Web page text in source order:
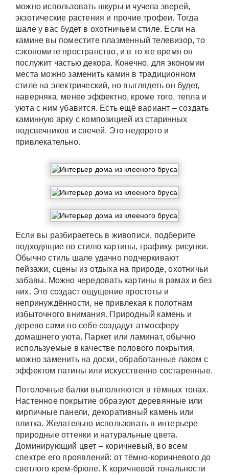
можно использовать шкуры и чучела зверей,
экзотические растения и прочие трофеи. Тогда
шале у вас будет в охотничьем стиле. Если на
камине вы поместите плазменный телевизор, то
сэкономите пространство, и в то же время он
послужит частью декора. Конечно, для экономии
места можно заменить камин в традиционном
стиле на электрический, но выглядеть он будет,
наверняка, менее эффектно, кроме того, тепла и
уюта с ним убавится. Есть ещё вариант – создать
каминную арку с композицией из старинных
подсвечников и свечей. Это недорого и
привлекательно.
Если вы разбираетесь в живописи, подберите
подходящие по стилю картины, графику, рисунки.
Обычно стиль шале удачно подчеркивают
пейзажи, сцены из отдыха на природе, охотничьи
забавы. Можно чередовать картины в рамах и без
них. Это создаст ощущение простоты и
непринуждённости, не привлекая к полотнам
избыточного внимания. Природный камень и
дерево сами по себе создадут атмосферу
домашнего уюта. Паркет или ламинат, обычно
используемые в качестве полового покрытия,
можно заменить на доски, обработанные лаком с
эффектом патины или искусственно состаренные.
Потолочные балки выполняются в тёмных тонах.
Настенное покрытие образуют деревянные или
кирпичные панели, декоративный камень или
плитка. Желательно использовать в интерьере
природные оттенки и натуральные цвета.
Доминирующий цвет – коричневый, во всем
спектре его проявлений: от тёмно-коричневого до
светлого крем-брюле. К коричневой тональности